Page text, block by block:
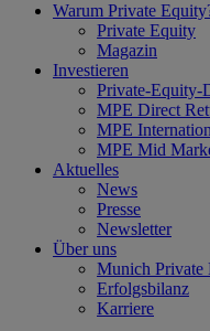
Warum Private
Private Equity
Magazin
Investieren
Private-Equity-
MPE Direct
MPE
MPE Mid
Aktuelles
News
Presse
Newsletter
Über uns
Munich Private
Erfolgsbilanz
Karriere